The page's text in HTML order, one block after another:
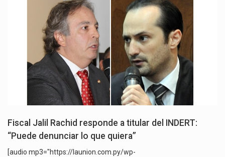
Fiscal Jalil Rachid responde a titular del INDERT:
“Puede denunciar lo que quiera”
[audio mp3="https://launion.com.py/wp-